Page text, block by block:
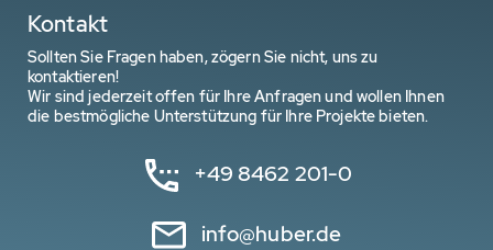
Kontakt
Sollten Sie Fragen haben, zögern Sie nicht, uns zu
kontaktieren!
Wir sind jederzeit offen für Ihre Anfragen und wollen Ihnen
die bestmögliche Unterstützung für Ihre Projekte bieten.
+49 8462 201-0
info@huber.de